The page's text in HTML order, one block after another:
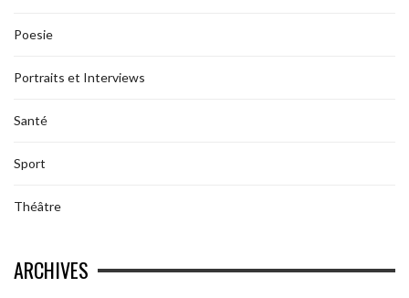
Poesie
Portraits et Interviews
Santé
Sport
Théâtre
ARCHIVES